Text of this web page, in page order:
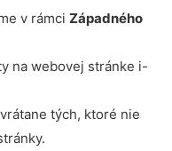
v rámci Západného
na webovej stránke i-
tých, ktoré nie